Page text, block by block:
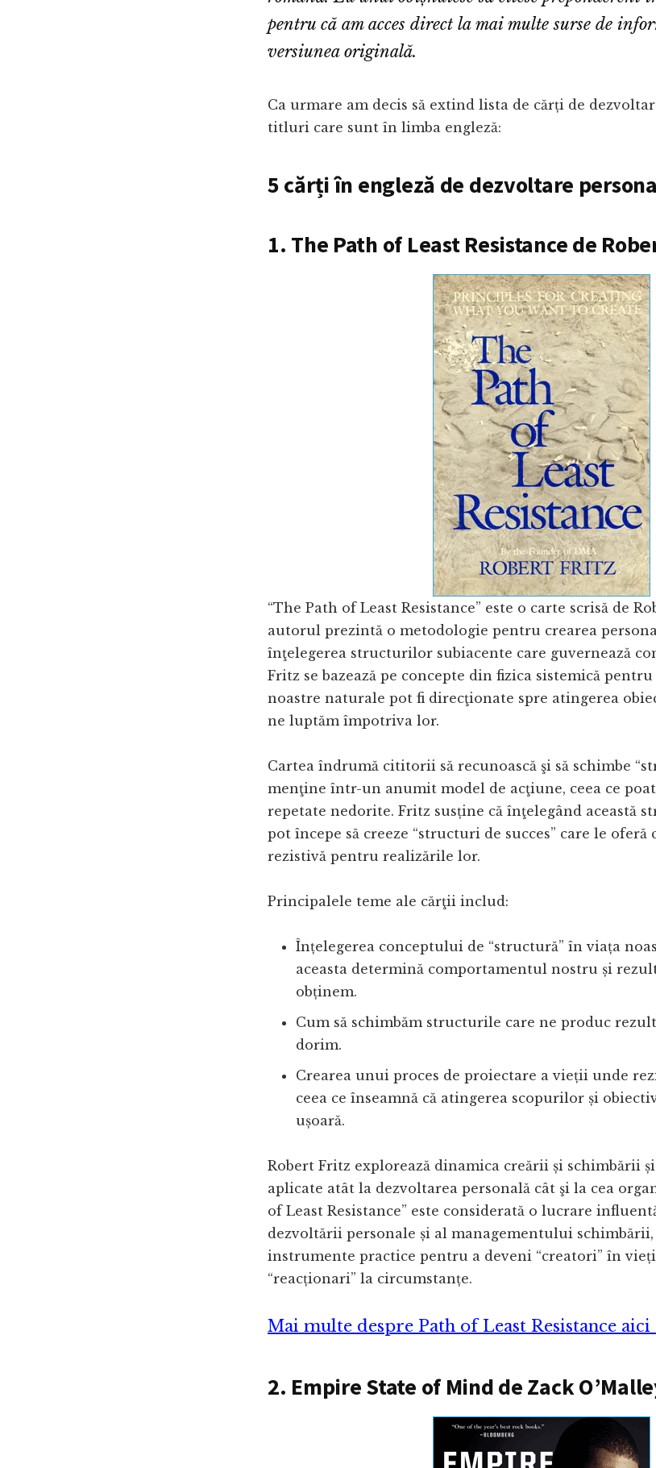
pentru că am acces direct la mai multe surse de
versiunea originală.
Ca urmare am decis să extind lista de cărți de
titluri care sunt în limba engleză:
5 cărți în engleză de dezvoltare
1. The Path of Least Resistance de
“The Path of Least Resistance” este o carte scrisă de
autorul prezintă o metodologie pentru crearea
înţelegerea structurilor subiacente care guvernează
Fritz se bazează pe concepte din fizica sistemică
noastre naturale pot fi direcţionate spre atingerea
ne luptăm împotriva lor.
Cartea îndrumă cititorii să recunoască şi să schimbe
menţine într-un anumit model de acţiune, ceea ce
repetate nedorite. Fritz susține că înţelegând această
pot începe să creeze “structuri de succes” care le oferă
rezistivă pentru realizările lor.
Principalele teme ale cărţii includ:
Înțelegerea conceptului de “structură” în viața
aceasta determină comportamentul nostru și
obținem.
Cum să schimbăm structurile care ne produc
dorim.
Crearea unui proces de proiectare a vieții unde
ceea ce înseamnă că atingerea scopurilor și
ușoară.
Robert Fritz explorează dinamica creării și schimbării
aplicate atât la dezvoltarea personală cât şi la cea
of Least Resistance” este considerată o lucrare
dezvoltării personale și al managementului
instrumente practice pentru a deveni “creatori” în
“reacționari” la circumstanțe.
Mai multe despre Path of Least Resistance aici
2. Empire State of Mind de Zack